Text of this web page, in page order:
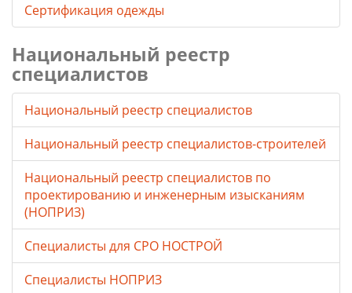
Сертификация одежды
Национальный реестр
специалистов
Национальный реестр специалистов
Национальный реестр специалистов-строителей
Национальный реестр специалистов по
проектированию и инженерным изысканиям
(НОПРИЗ)
Специалисты для СРО НОСТРОЙ
Специалисты НОПРИЗ